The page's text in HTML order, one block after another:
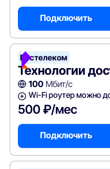
Подключить
Ростелеком
Технологии
100Мбит/с
Wi-Fi роутер можно
500 ₽/мес
Подключить